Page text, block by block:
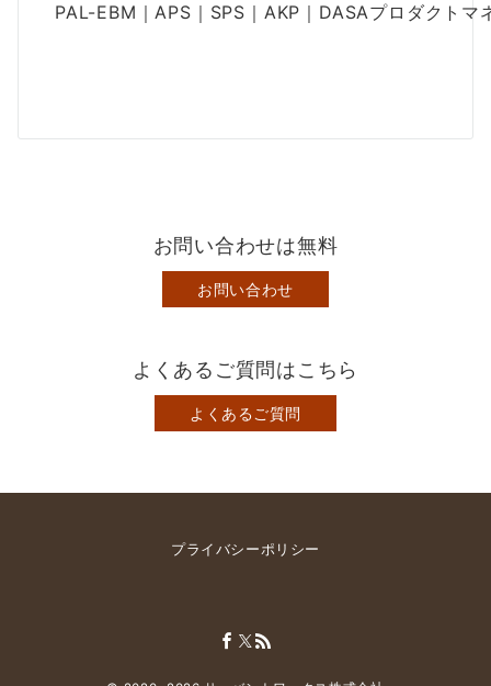
PAL-EBM｜APS｜SPS｜AKP｜DASAプロダクトマ
お問い合わせは無料
お問い合わせ
よくあるご質問はこちら
よくあるご質問
プライバシーポリシー